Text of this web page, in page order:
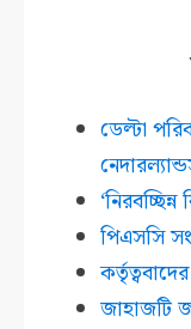
ডেল্টা
পিএসসি
জাহাজটি